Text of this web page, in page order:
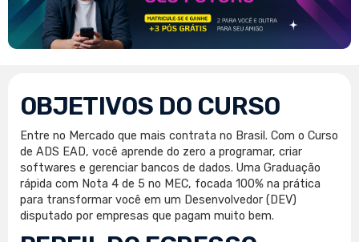
OBJETIVOS DO CURSO
Entre no Mercado que mais contrata no Brasil. Com o Curso
de ADS EAD, você aprende do zero a programar, criar
softwares e gerenciar bancos de dados. Uma Graduação
rápida com Nota 4 de 5 no MEC, focada 100% na prática
para transformar você em um Desenvolvedor (DEV)
disputado por empresas que pagam muito bem.